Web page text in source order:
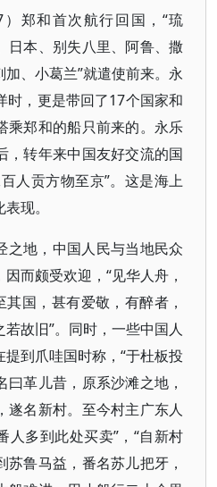
郑和首次航行回国，“琉
日本、别失八里、阿鲁、撒
、小葛兰”就遣使前来。永
时，更是带回了17个国家和
乘郑和的船只前来的。永乐
，转年来中国友好交流的国
人贡方物至京”。这是海上
现。
之地，中国人民与当地民众
而颇受欢迎，“见华人舟，
其国，甚有爱敬，有醉者，
故旧”。同时，一些中国人
到爪哇国时称，“于杜板投
革儿昔，原系沙滩之地，
遂名新村。至今村主广东人
人多到此处买卖”，“自新村
鲁马益，番名苏儿把牙，